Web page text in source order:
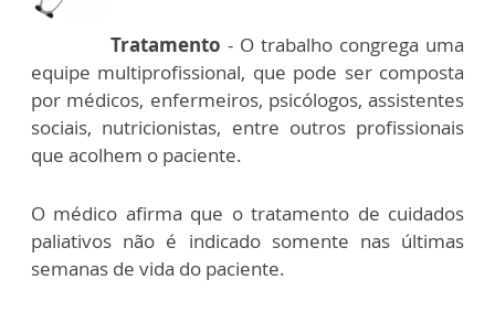
Tratamento - O trabalho congrega uma
equipe multiprofissional, que pode ser composta
por médicos, enfermeiros, psicólogos, assistentes
sociais, nutricionistas, entre outros profissionais
que acolhem o paciente.
O médico afirma que o tratamento de cuidados
paliativos não é indicado somente nas últimas
semanas de vida do paciente.